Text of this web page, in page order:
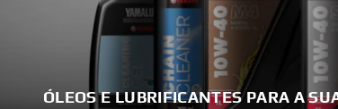
ÓLEOS E LUBRIFICANTES PARA A